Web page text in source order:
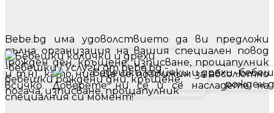
Bebe.bg има удоволствието да ви предложи
пълна организация на вашия специален повод
(рожден ден, кръщене, изписване, прощапулник
и т.н), като ние ще се погрижим за абсолютно
всичко. Доверете ни се и се насладете на
специалния си момент!